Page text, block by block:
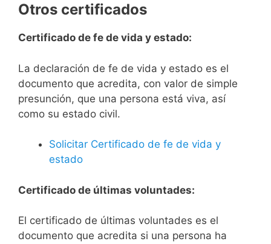
Otros certificados
Certificado de fe de vida y estado:
La declaración de fe de vida y estado es el
documento que acredita, con valor de simple
presunción, que una persona está viva, así
como su estado civil.
Solicitar Certificado de fe de vida y
estado
Certificado de últimas voluntades:
El certificado de últimas voluntades es el
documento que acredita si una persona ha